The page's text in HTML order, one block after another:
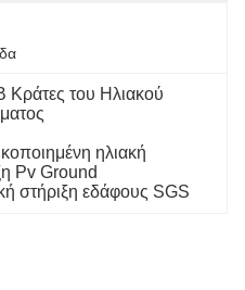
Κράτες του Ηλιακού
ηλιακή
Pv Ground
στήριξη εδάφους SGS